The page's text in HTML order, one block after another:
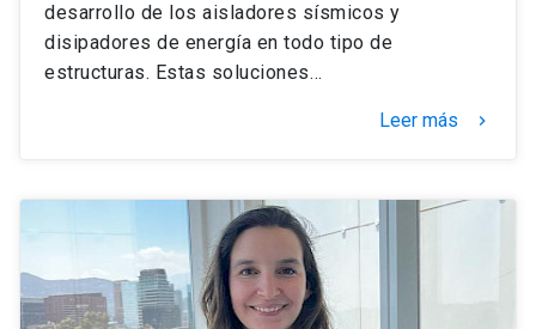
Padres y familia
Mi Portal UC launch
Medios Biblioteca launch
desarrollo de los aisladores sísmicos y
disipadores de energía en todo tipo de
estructuras. Estas soluciones…
Leer más keyboard_arrow_right